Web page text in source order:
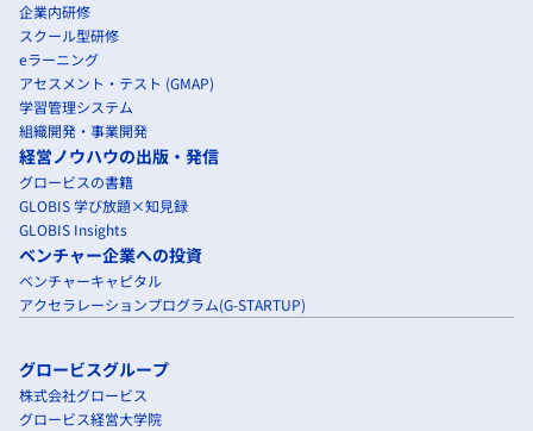
企業内研修
スクール型研修
eラーニング
アセスメント・テスト (GMAP)
学習管理システム
組織開発・事業開発
経営ノウハウの出版・発信
グロービスの書籍
GLOBIS 学び放題×知見録
GLOBIS Insights
ベンチャー企業への投資
ベンチャーキャピタル
アクセラレーションプログラム(G-STARTUP)
グロービスグループ
株式会社グロービス
グロービス経営大学院